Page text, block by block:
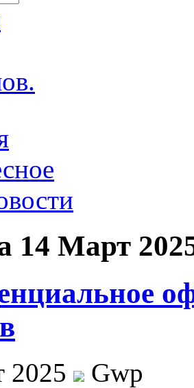
14 Март
2025
Gwp